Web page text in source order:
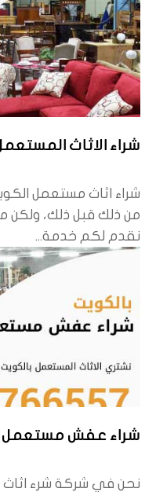
شراء الاثاث المستعمل
شراء اثاث مستعمل
من ذلك قبل ذلك، ولكن
نقدم لكم خدمة...
شراء عفش مستعمل الكويت
نحن في شركة شرء